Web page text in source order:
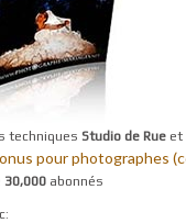
techniques Studio de Rue et
pour photographes
30,000 abonnés